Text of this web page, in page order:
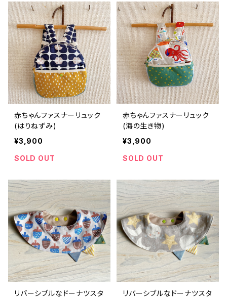
赤ちゃんファスナーリュック
(はりねずみ)
¥3,900
SOLD OUT
赤ちゃんファスナーリュック
(海の生き物)
¥3,900
SOLD OUT
リバーシブルなドーナツスタ
リバーシブルなドーナツスタ